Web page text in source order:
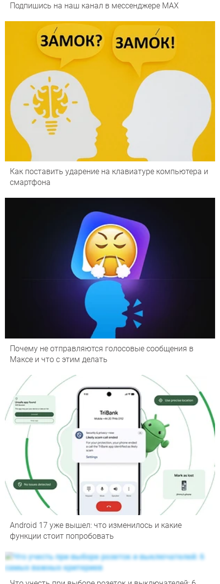
Подпишись на наш канал в мессенджере МАХ
Как поставить ударение на клавиатуре компьютера и
смартфона
Почему не отправляются голосовые сообщения в
Максе и что с этим делать
Android 17 уже вышел: что изменилось и какие
функции стоит попробовать